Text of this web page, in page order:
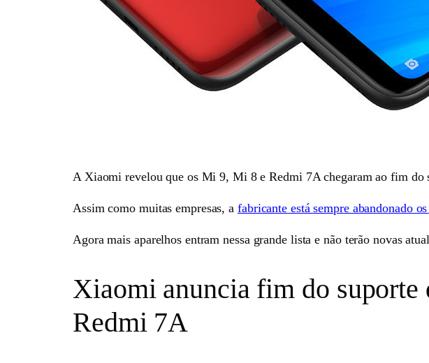
A Xiaomi revelou que os Mi 9, Mi 8 e Redmi 7A chegaram ao fim do
Assim como muitas empresas, a fabricante está sempre abandonado
Agora mais aparelhos entram nessa grande lista e não terão novas
Xiaomi anuncia fim do
Redmi 7A